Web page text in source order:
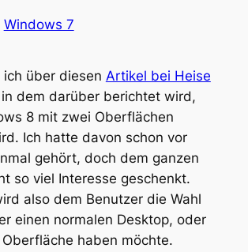
Windows 7
ich über diesen Artikel bei Heise
dem darüber berichtet wird,
8 mit zwei Oberflächen
Ich hatte davon schon vor
gehört, doch dem ganzen
so viel Interesse geschenkt.
also dem Benutzer die Wahl
einen normalen Desktop, oder
haben möchte.